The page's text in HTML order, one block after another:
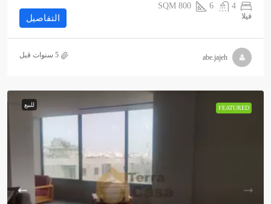
4
6
800
SQM
فيلا التفاصيل
abe.jajeh
FEATURED للبيع